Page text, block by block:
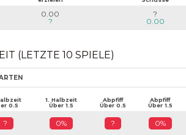
0.00
?
?
0.00
(LETZTE 10 SPIELE)
0.5
1. Halbzeit
Über 1.5
Abpfiff
Über 0.5
Abpfiff
Über 1.5
? 0% ? 0%